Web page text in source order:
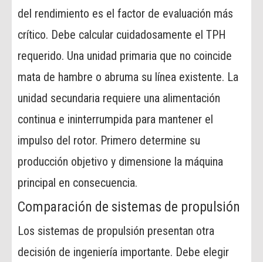
del rendimiento es el factor de evaluación más
crítico. Debe calcular cuidadosamente el TPH
requerido. Una unidad primaria que no coincide
mata de hambre o abruma su línea existente. La
unidad secundaria requiere una alimentación
continua e ininterrumpida para mantener el
impulso del rotor. Primero determine su
producción objetivo y dimensione la máquina
principal en consecuencia.
Comparación de sistemas de propulsión
Los sistemas de propulsión presentan otra
decisión de ingeniería importante. Debe elegir